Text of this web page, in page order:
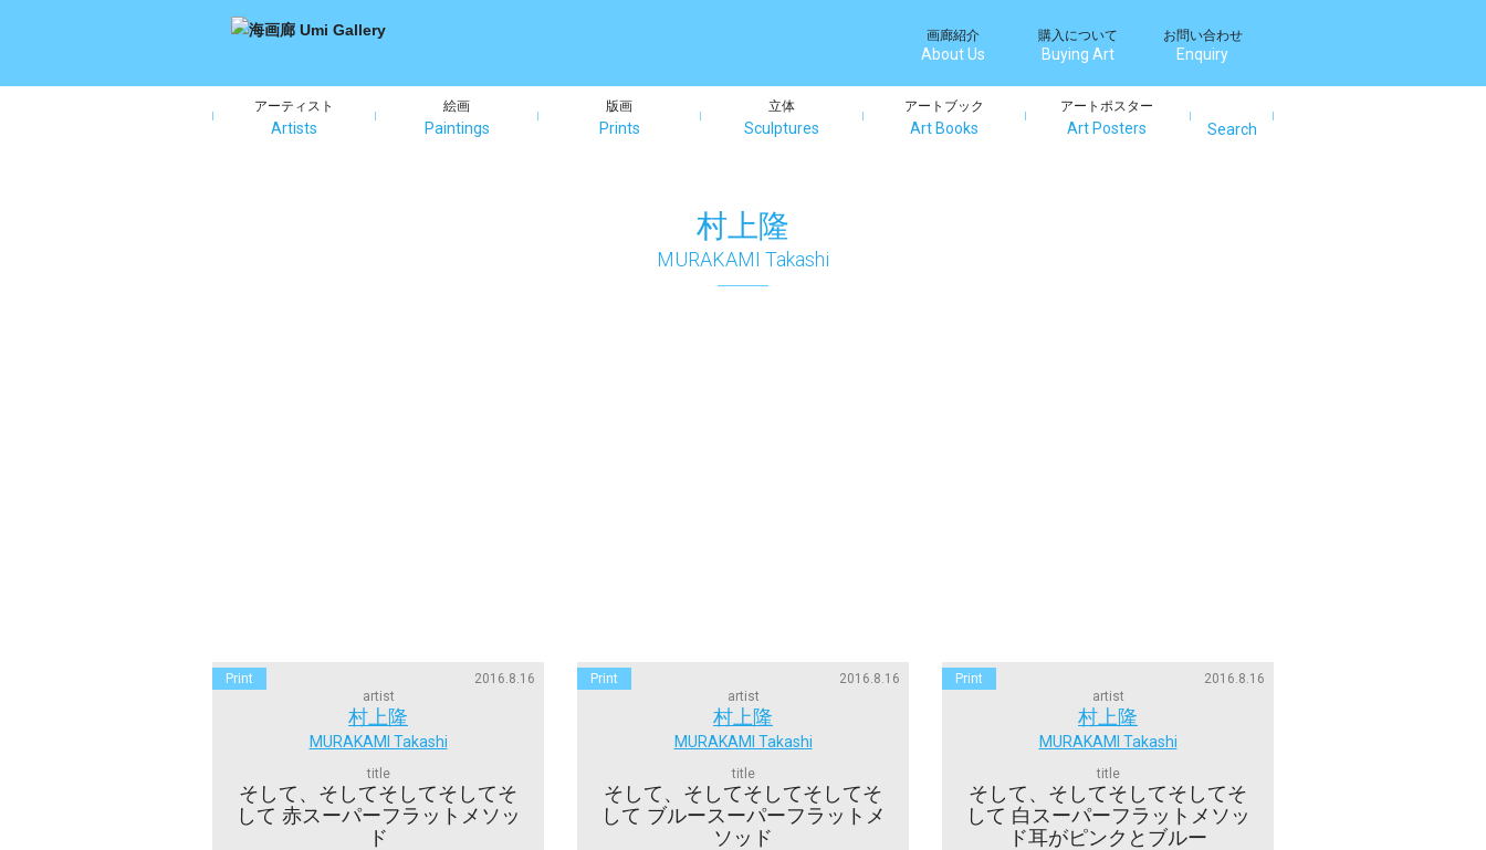
アーティスト
Artists
絵画
Paintings
版画
Prints
立体
Sculptures
アートブック
Art Books
アートポスター
Art Posters Search
画廊紹介
About Us
購入について
Buying Art
お問い合わせ
Enquiry
村上隆
MURAKAMI Takashi
Print
2016.8.16
artist
村上隆
MURAKAMI Takashi
title
そして、そしてそしてそしてそ
して 赤スーパーフラットメソッ
ド
Print
2016.8.16
artist
村上隆
MURAKAMI Takashi
title
そして、そしてそしてそしてそ
して ブルースーパーフラットメ
ソッド
Print
2016.8.16
artist
村上隆
MURAKAMI Takashi
title
そして、そしてそしてそしてそ
して 白スーパーフラットメソッ
ド耳がピンクとブルー